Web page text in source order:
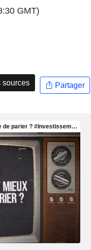
GMT)
sources Partager